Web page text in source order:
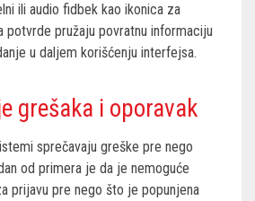
ili audio fidbek kao ikonica za
potvrde pružaju povratnu informaciju
u daljem korišćenju interfejsa.
grešaka i oporavak
sprečavaju greške pre nego
od primera je da je nemoguće
prijavu pre nego što je popunjena